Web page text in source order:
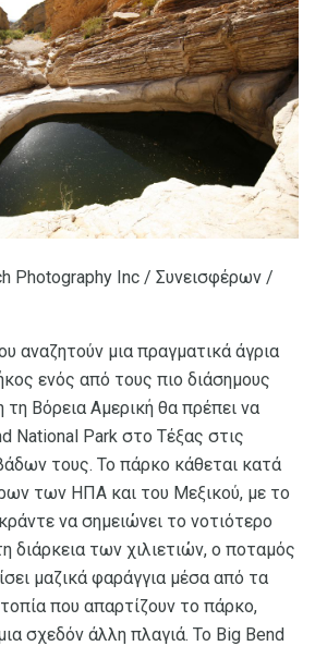
Photography Inc / Συνεισφέρων /
αναζητούν μια πραγματικά άγρια
ενός από τους πιο διάσημους
Βόρεια Αμερική θα πρέπει να
National Park στο Τέξας στις
τους. Το πάρκο κάθεται κατά
των ΗΠΑ και του Μεξικού, με το
να σημειώνει το νοτιότερο
διάρκεια των χιλιετιών, ο ποταμός
μαζικά φαράγγια μέσα από τα
που απαρτίζουν το πάρκο,
σχεδόν άλλη πλαγιά. Το Big Bend